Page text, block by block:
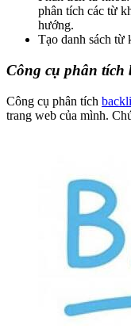
phân tích các từ
hướng.
Tạo danh sách từ
Công cụ phân tích
Công cụ phân tích
trang web của mình.